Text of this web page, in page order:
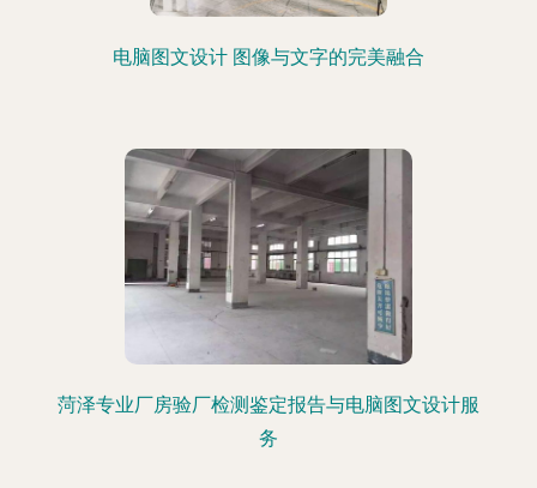
电脑图文设计 图像与文字的完美融合
菏泽专业厂房验厂检测鉴定报告与电脑图文设计服
务